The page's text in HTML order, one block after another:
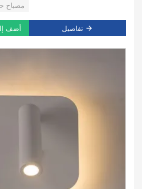
مصباح
أضف تفاصيل